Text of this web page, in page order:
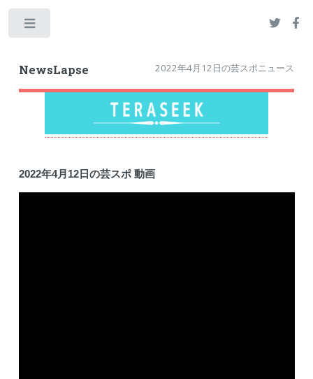
NewsLapse 2022年4月12日の芸スポニュース
2022年4月12日の芸スポ 動画